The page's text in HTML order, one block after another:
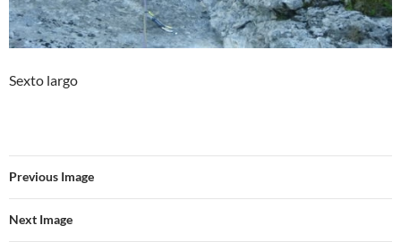
Sexto largo
Previous Image
Next Image